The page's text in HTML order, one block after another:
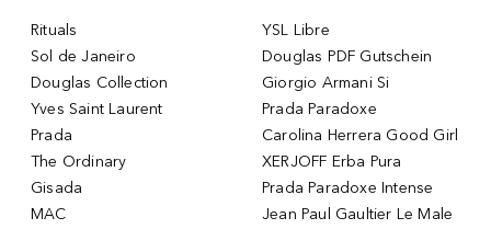
Rituals
Sol de Janeiro
Douglas Collection
Yves Saint Laurent
Prada
The Ordinary
Gisada
MAC
YSL Libre
Douglas PDF Gutschein
Giorgio Armani Si
Prada Paradoxe
Carolina Herrera Good Girl
XERJOFF Erba Pura
Prada Paradoxe Intense
Jean Paul Gaultier Le Male